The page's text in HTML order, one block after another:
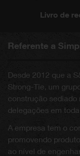
Livro de
Referente a
Desde 2012 que a
Strong-Tie, um
construção sediado
delegações em
A empresa tem o
promovendo
ao nível de